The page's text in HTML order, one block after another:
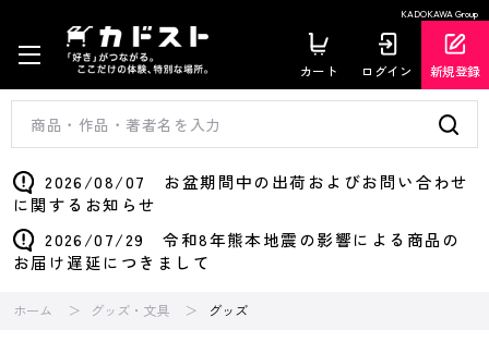
KADOKAWA Group
カート ログイン 新規登録
2026/08/07 お盆期間中の出荷およびお問い合わせ
に関するお知らせ
2026/07/29 令和8年熊本地震の影響による商品の
お届け遅延につきまして
ホーム グッズ・文具 グッズ